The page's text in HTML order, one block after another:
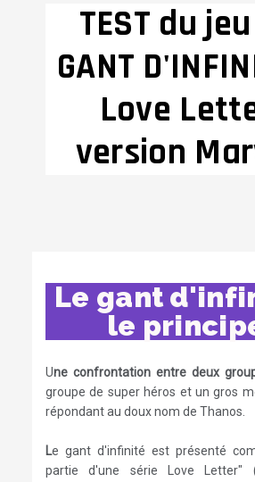
TEST du
GANT
Love
version
Le gant
le
Une confrontation entre deux
groupe de super héros et un gros
répondant au doux nom de Thanos.
Le gant d'infinité est présenté
partie d'une série Love Letter"